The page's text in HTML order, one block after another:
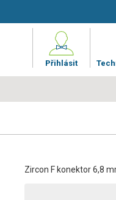
Přihlásit
Zircon F konektor 6,8